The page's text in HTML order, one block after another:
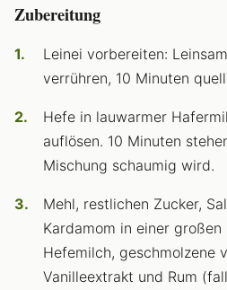
Zubereitung
Leinei vorbereiten:
verrühren, 10 Minuten
Hefe in lauwarmer
auflösen. 10 Minuten
Mischung schaumig wird.
Mehl, restlichen Zucker,
Kardamom in einer großen
Hefemilch, geschmolzene
Vanilleextrakt und Rum